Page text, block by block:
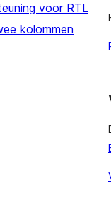
voor RTL
kolommen